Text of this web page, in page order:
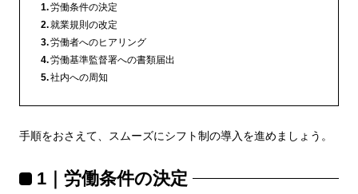
労働条件の決定
就業規則の改定
労働者へのヒアリング
労働基準監督署への書類届出
社内への周知
手順をおさえて、スムーズにシフト制の導入を進めましょう。
1｜労働条件の決定